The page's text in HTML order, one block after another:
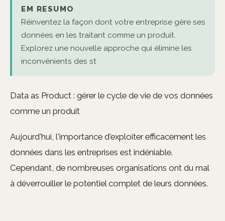
EM RESUMO
Réinventez la façon dont votre entreprise gère ses
données en les traitant comme un produit.
Explorez une nouvelle approche qui élimine les
inconvénients des st
Data as Product : gérer le cycle de vie de vos données
comme un produit
Aujourd'hui, l'importance d'exploiter efficacement les
données dans les entreprises est indéniable.
Cependant, de nombreuses organisations ont du mal
à déverrouiller le potentiel complet de leurs données.